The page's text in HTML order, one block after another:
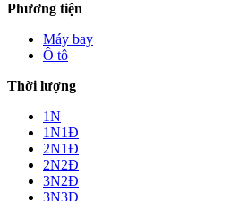
Phương tiện
Máy bay
Ô tô
Thời lượng
1N
1N1Đ
2N1Đ
2N2Đ
3N2Đ
3N3Đ